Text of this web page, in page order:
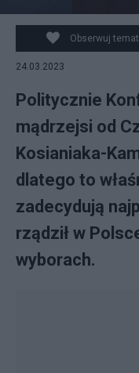
Konfederacja
Instagram
Obserwuj temat
24.03.2023
Politycznie
mądrzejsi od
Kosianiaka-
dlatego to
zadecydują
rządził w
wyborach.